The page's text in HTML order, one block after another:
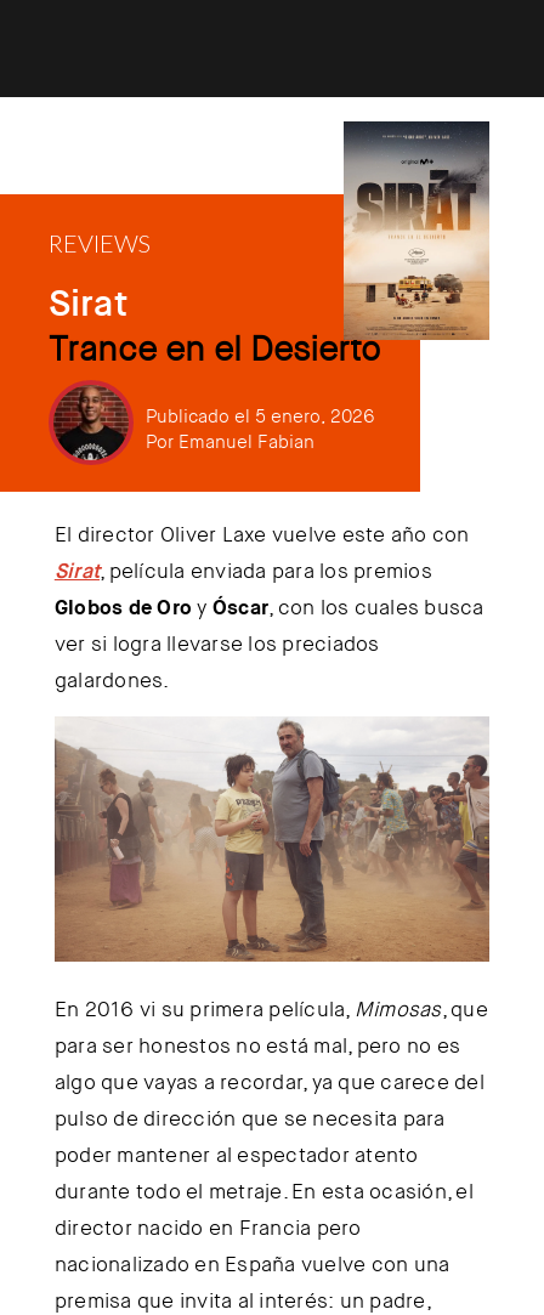
REVIEWS
Sirat
Trance en el Desierto
Publicado el 5 enero, 2026
Por Emanuel Fabian
El director Oliver Laxe vuelve este año con
Sirat, película enviada para los premios
Globos de Oro y Óscar, con los cuales busca
ver si logra llevarse los preciados
galardones.
En 2016 vi su primera película, Mimosas, que
para ser honestos no está mal, pero no es
algo que vayas a recordar, ya que carece del
pulso de dirección que se necesita para
poder mantener al espectador atento
durante todo el metraje. En esta ocasión, el
director nacido en Francia pero
nacionalizado en España vuelve con una
premisa que invita al interés: un padre,